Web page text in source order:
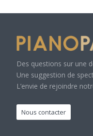
Des questions sur une
Une suggestion de
L’envie de rejoindre
Nous contacter